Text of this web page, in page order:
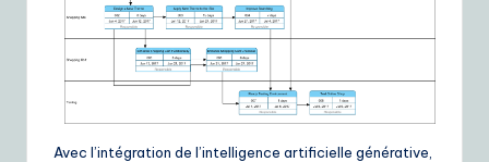
Avec l’intégration de l’intelligence artificielle générative,